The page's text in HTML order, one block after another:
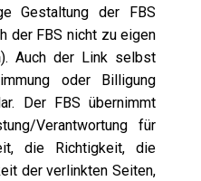
Gestaltung der FBS
der FBS nicht zu eigen
).Auch der Link selbst
oder Billigung
Der FBS übernimmt
Verantwortung für
die Richtigkeit, die
der verlinkten Seiten,